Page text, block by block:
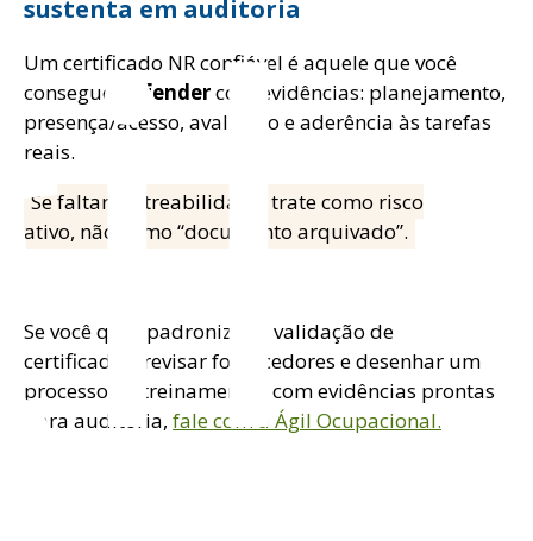
sustenta em auditoria
Um certificado NR confiável é aquele que você
consegue
defendercom evidências: planejamento,
presença/acesso, avaliação e aderência às tarefas
reais.
Se faltar rastreabilidade, trate como risco
ativo, não como “documento arquivado”.
Se você quer padronizar a validação de
certificados, revisar fornecedores e desenhar um
processo de treinamentos com evidências prontas
para auditoria, fale com a Ágil Ocupacional.